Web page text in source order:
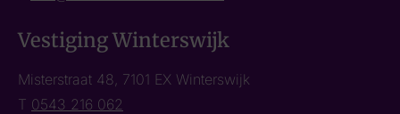
Vestiging Winterswijk
Misterstraat 48, 7101 EX Winterswijk
T 0543 216 062